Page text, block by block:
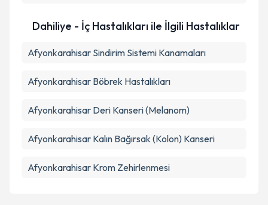
Dahiliye - İç Hastalıkları ile İlgili Hastalıklar
Afyonkarahisar Sindirim Sistemi Kanamaları
Afyonkarahisar Böbrek Hastalıkları
Afyonkarahisar Deri Kanseri (Melanom)
Afyonkarahisar Kalın Bağırsak (Kolon) Kanseri
Afyonkarahisar Krom Zehirlenmesi